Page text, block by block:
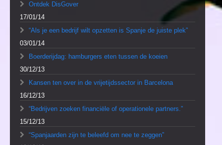
Ontdek DisGover
17/01/14
“Als je een bedrijf wilt opzetten is Spanje de juiste plek”
03/01/14
Boerderijdag: hamburgers eten tussen de koeien
30/12/13
Kansen ten over in de vrijetijdssector in Barcelona
16/12/13
“Bedrijven zoeken financiële of operationele partners.”
15/12/13
“Spanjaarden zijn te beleefd om nee te zeggen”